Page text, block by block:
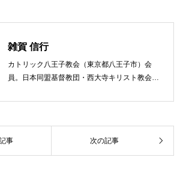
雑賀 信行
カトリック八王子教会（東京都八王子市）会
員。日本同盟基督教団・西大寺キリスト教会
れ。関西学院大学社会学部卒業。９０年代、い
て、雜賀編集工房として独立。
事 次の記事